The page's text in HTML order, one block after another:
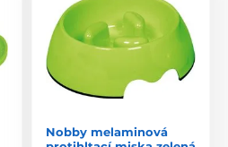
Nobby melaminová